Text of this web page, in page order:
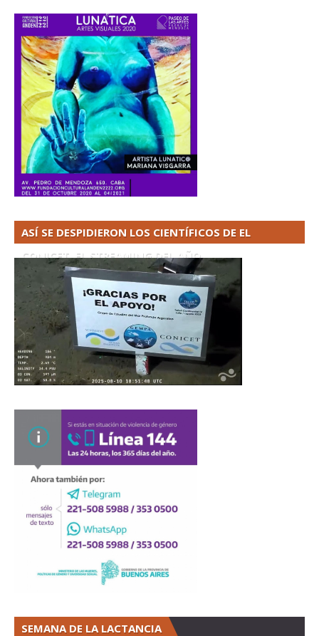
ASÍ SE DESPIDIERON LOS CIENTÍFICOS DE EL
CONICET. EL STREAMING DEL AÑO
SEMANA DE LA LACTANCIA